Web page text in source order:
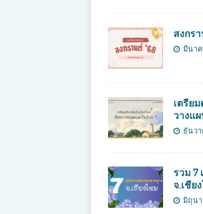
สงกรา
มีนาค
เตรีย
วางแ
ธันวา
รวม 7
จ.เชีย
มิถุนา